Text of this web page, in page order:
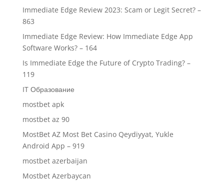
Immediate Edge Review 2023: Scam or Legit Secret? –
863
Immediate Edge Review: How Immediate Edge App
Software Works? – 164
Is Immediate Edge the Future of Crypto Trading? –
119
IT Образование
mostbet apk
mostbet az 90
MostBet AZ Most Bet Casino Qeydiyyat, Yukle
Android App – 919
mostbet azerbaijan
Mostbet Azerbaycan